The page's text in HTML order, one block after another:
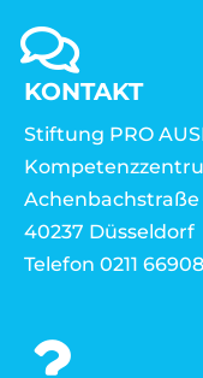
KONTAKT
Stiftung PRO
Achenbachstraße
40237 Düsseldorf
Telefon 0211